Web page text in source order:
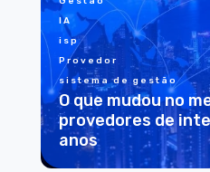
IA
isp
Provedor
sistema de gestão
O que mudou no
provedores de
anos